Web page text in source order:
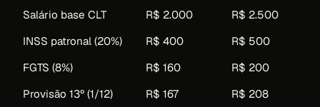
Salário base CLT
R$ 2.000
R$ 2.500
INSS patronal (20%)
R$ 400
R$ 500
FGTS (8%)
R$ 160
R$ 200
Provisão 13º (1/12)
R$ 167
R$ 208